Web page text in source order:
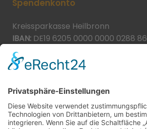
Spendenkonto
Kreissparkasse Heilbronn
IBAN: DE19 6205 0000 0000 0288 86
BIC:
Spende direkt via PayPal
JETZT SPENDEN